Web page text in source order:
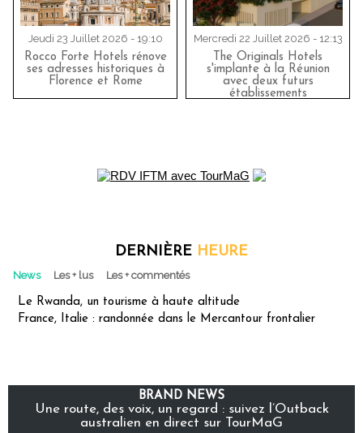
Jeudi 23 Juillet 2026 - 19:10
Rocco Forte Hotels rénove
ses adresses historiques à
Florence et Rome
Mercredi 22 Juillet 2026 - 12:13
The Originals Hotels
s'implante à la Réunion
avec deux futurs
établissements
DERNIÈRE HEURE
News Les + lus Les + commentés
Le Rwanda, un tourisme à haute altitude
France, Italie : randonnée dans le Mercantour frontalier
BRAND NEWS
Une route, des voix, un regard : suivez l’Outback
australien en direct sur TourMaG